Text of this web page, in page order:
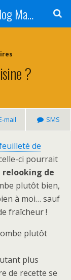
Marinette Saperlipopette - Blog Maman Angers Lifestyle - Ex Expat Montréal
?
mail SMS
de
ci pourrait
relooking de
plutôt bien,
à moi… sauf
fraîcheur !
plutôt
plus
de recette se